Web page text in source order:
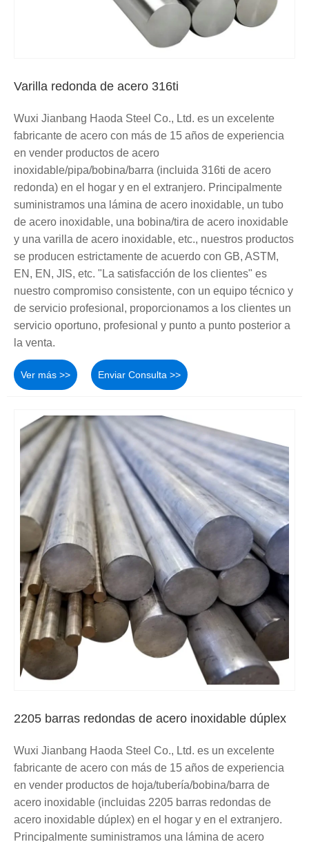
Varilla redonda de acero 316ti
Wuxi Jianbang Haoda Steel Co., Ltd. es un excelente
fabricante de acero con más de 15 años de experiencia
en vender productos de acero
inoxidable/pipa/bobina/barra (incluida 316ti de acero
redonda) en el hogar y en el extranjero. Principalmente
suministramos una lámina de acero inoxidable, un tubo
de acero inoxidable, una bobina/tira de acero inoxidable
y una varilla de acero inoxidable, etc., nuestros productos
se producen estrictamente de acuerdo con GB, ASTM,
EN, EN, JIS, etc. "La satisfacción de los clientes" es
nuestro compromiso consistente, con un equipo técnico y
de servicio profesional, proporcionamos a los clientes un
servicio oportuno, profesional y punto a punto posterior a
la venta.
Ver más >> Enviar Consulta >>
2205 barras redondas de acero inoxidable dúplex
Wuxi Jianbang Haoda Steel Co., Ltd. es un excelente
fabricante de acero con más de 15 años de experiencia
en vender productos de hoja/tubería/bobina/barra de
acero inoxidable (incluidas 2205 barras redondas de
acero inoxidable dúplex) en el hogar y en el extranjero.
Principalmente suministramos una lámina de acero